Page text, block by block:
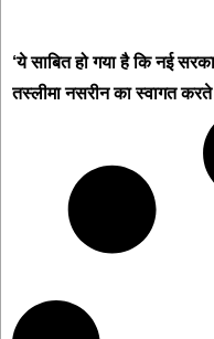
‘ये साबित हो गया है कि नई
तस्लीमा नसरीन का स्वागत